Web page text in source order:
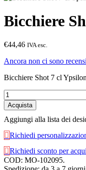
Bicchiere
€44,46 IVA esc.
Ancora non ci sono
Bicchiere Shot 7 cl
Acquista
Aggiungi alla lista dei
Richiedi
Richiedi sconto per
COD: MO-102095.